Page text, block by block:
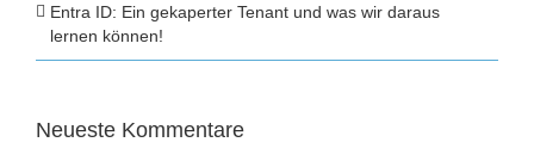
Entra ID: Ein gekaperter Tenant und was wir daraus
lernen können!
Neueste Kommentare